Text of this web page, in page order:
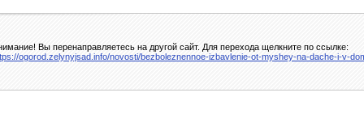
Вы перенаправляетесь на другой сайт. Для перехода щелкните по ссылке:
ogorod.zelynyjsad.info/novosti/bezboleznennoe-izbavlenie-ot-myshey-na-dache-i-v-